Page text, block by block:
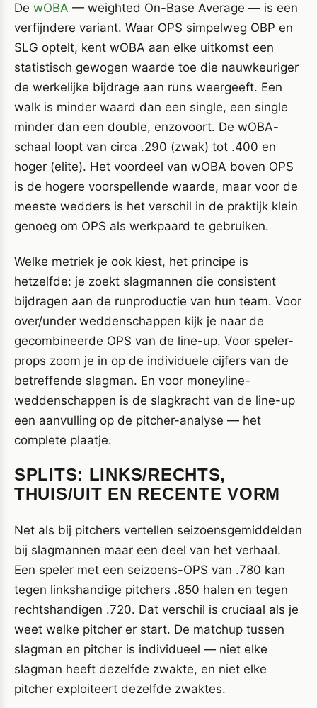
De wOBA — weighted On-Base Average — is een
verfijndere variant. Waar OPS simpelweg OBP en
SLG optelt, kent wOBA aan elke uitkomst een
statistisch gewogen waarde toe die nauwkeuriger
de werkelijke bijdrage aan runs weergeeft. Een
walk is minder waard dan een single, een single
minder dan een double, enzovoort. De wOBA-
schaal loopt van circa .290 (zwak) tot .400 en
hoger (elite). Het voordeel van wOBA boven OPS
is de hogere voorspellende waarde, maar voor de
meeste wedders is het verschil in de praktijk klein
genoeg om OPS als werkpaard te gebruiken.
Welke metriek je ook kiest, het principe is
hetzelfde: je zoekt slagmannen die consistent
bijdragen aan de runproductie van hun team. Voor
over/under weddenschappen kijk je naar de
gecombineerde OPS van de line-up. Voor speler-
props zoom je in op de individuele cijfers van de
betreffende slagman. En voor moneyline-
weddenschappen is de slagkracht van de line-up
een aanvulling op de pitcher-analyse — het
complete plaatje.
SPLITS: LINKS/RECHTS,
THUIS/UIT EN RECENTE VORM
Net als bij pitchers vertellen seizoensgemiddelden
bij slagmannen maar een deel van het verhaal.
Een speler met een seizoens-OPS van .780 kan
tegen linkshandige pitchers .850 halen en tegen
rechtshandigen .720. Dat verschil is cruciaal als je
weet welke pitcher er start. De matchup tussen
slagman en pitcher is individueel — niet elke
slagman heeft dezelfde zwakte, en niet elke
pitcher exploiteert dezelfde zwaktes.